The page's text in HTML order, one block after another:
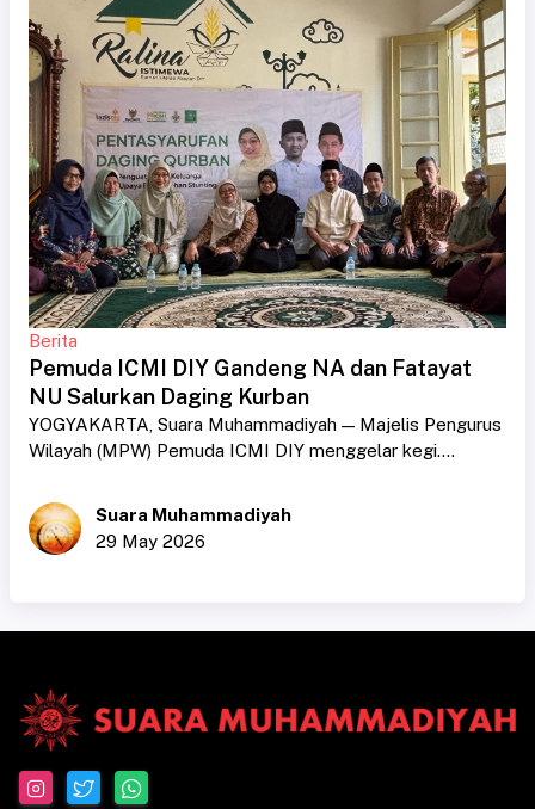
Berita
Pemuda ICMI DIY Gandeng NA dan Fatayat
NU Salurkan Daging Kurban
YOGYAKARTA, Suara Muhammadiyah — Majelis Pengurus
Wilayah (MPW) Pemuda ICMI DIY menggelar kegi....
Suara Muhammadiyah
29 May 2026